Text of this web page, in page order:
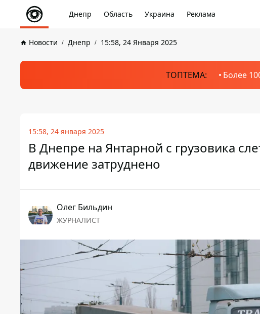
Днепр Область Украина Реклама
Новости Днепр 15:58, 24 Января 2025
ТОПТЕМА: Более
15:58, 24 января 2025
В Днепре на Янтарной с грузовика
движение затруднено
Олег Бильдин
ЖУРНАЛИСТ